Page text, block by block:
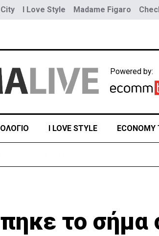
City I Love Style Madame Figaro
Powered by:
I LOVE STYLE ECONOMY
το σήμα